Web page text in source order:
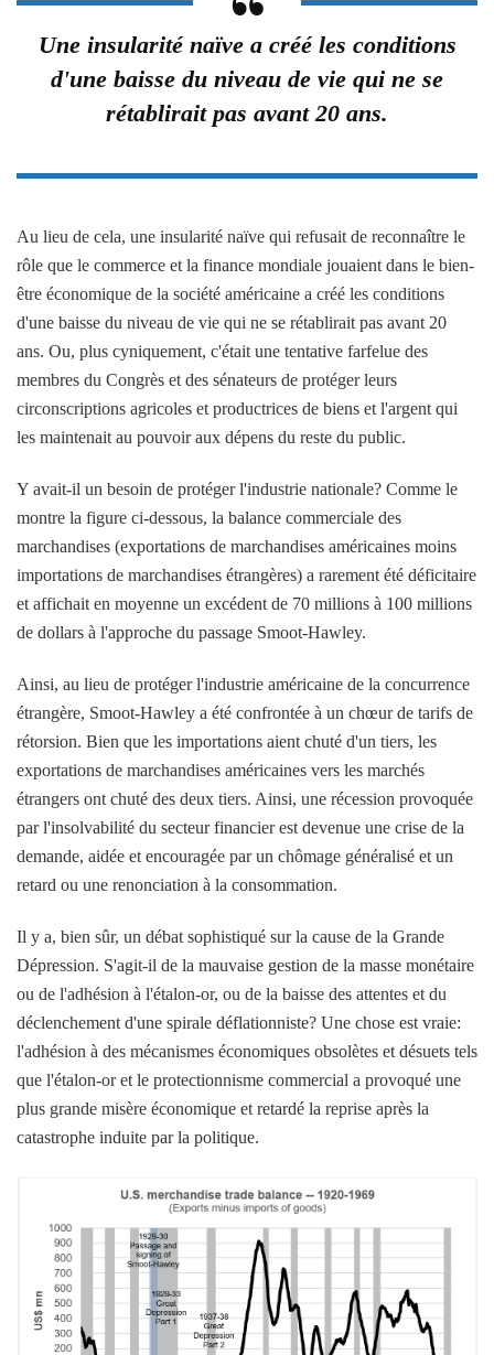
Une insularité naïve a créé les conditions
d'une baisse du niveau de vie qui ne se
rétablirait pas avant 20 ans.
Au lieu de cela, une insularité naïve qui refusait de reconnaître le
rôle que le commerce et la finance mondiale jouaient dans le bien-
être économique de la société américaine a créé les conditions
d'une baisse du niveau de vie qui ne se rétablirait pas avant 20
ans. Ou, plus cyniquement, c'était une tentative farfelue des
membres du Congrès et des sénateurs de protéger leurs
circonscriptions agricoles et productrices de biens et l'argent qui
les maintenait au pouvoir aux dépens du reste du public.
Y avait-il un besoin de protéger l'industrie nationale? Comme le
montre la figure ci-dessous, la balance commerciale des
marchandises (exportations de marchandises américaines moins
importations de marchandises étrangères) a rarement été déficitaire
et affichait en moyenne un excédent de 70 millions à 100 millions
de dollars à l'approche du passage Smoot-Hawley.
Ainsi, au lieu de protéger l'industrie américaine de la concurrence
étrangère, Smoot-Hawley a été confrontée à un chœur de tarifs de
rétorsion. Bien que les importations aient chuté d'un tiers, les
exportations de marchandises américaines vers les marchés
étrangers ont chuté des deux tiers. Ainsi, une récession provoquée
par l'insolvabilité du secteur financier est devenue une crise de la
demande, aidée et encouragée par un chômage généralisé et un
retard ou une renonciation à la consommation.
Il y a, bien sûr, un débat sophistiqué sur la cause de la Grande
Dépression. S'agit-il de la mauvaise gestion de la masse monétaire
ou de l'adhésion à l'étalon-or, ou de la baisse des attentes et du
déclenchement d'une spirale déflationniste? Une chose est vraie:
l'adhésion à des mécanismes économiques obsolètes et désuets tels
que l'étalon-or et le protectionnisme commercial a provoqué une
plus grande misère économique et retardé la reprise après la
catastrophe induite par la politique.